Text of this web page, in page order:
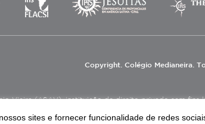
Copyright. Colégio Medianeira.
Vieira (ASAV), instituição de direito privado sem
sites e fornecer funcionalidade de redes